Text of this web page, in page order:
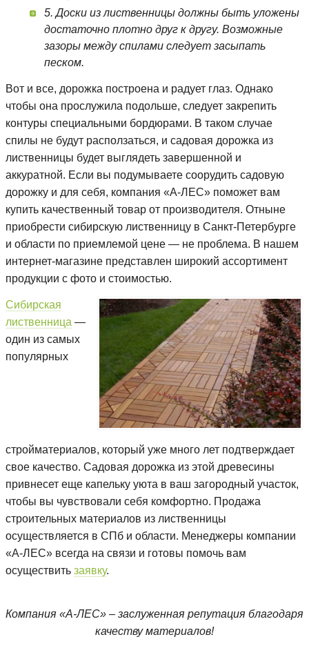
5. Доски из лиственницы должны быть уложены
достаточно плотно друг к другу. Возможные
зазоры между спилами следует засыпать
песком.
Вот и все, дорожка построена и радует глаз. Однако
чтобы она прослужила подольше, следует закрепить
контуры специальными бордюрами. В таком случае
спилы не будут расползаться, и садовая дорожка из
лиственницы будет выглядеть завершенной и
аккуратной. Если вы подумываете соорудить садовую
дорожку и для себя, компания «А-ЛЕС» поможет вам
купить качественный товар от производителя. Отныне
приобрести сибирскую лиственницу в Санкт-Петербурге
и области по приемлемой цене — не проблема. В нашем
интернет-магазине представлен широкий ассортимент
продукции с фото и стоимостью.
Сибирская
лиственница —
один из самых
популярных
стройматериалов, который уже много лет подтверждает
свое качество. Садовая дорожка из этой древесины
привнесет еще капельку уюта в ваш загородный участок,
чтобы вы чувствовали себя комфортно. Продажа
строительных материалов из лиственницы
осуществляется в СПб и области. Менеджеры компании
«А-ЛЕС» всегда на связи и готовы помочь вам
осуществить заявку.
Компания «А-ЛЕС» – заслуженная репутация благодаря
качеству материалов!